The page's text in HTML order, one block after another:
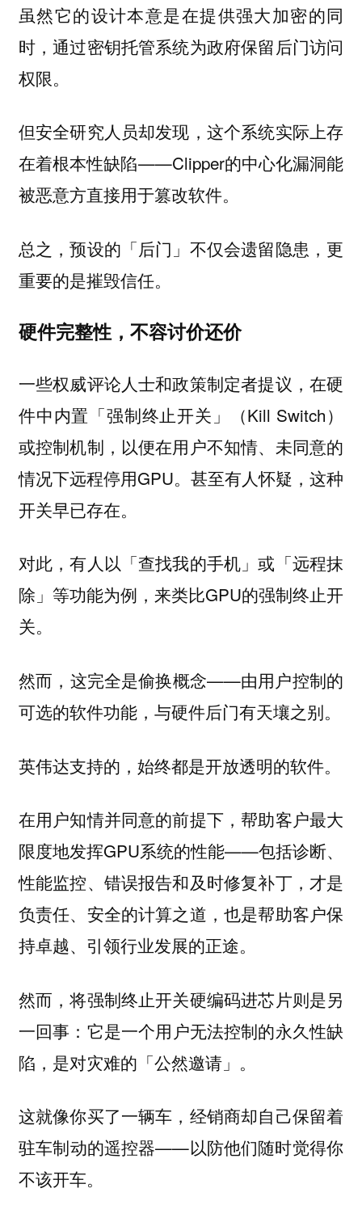
虽然它的设计本意是在提供强大加密的同
时，通过密钥托管系统为政府保留后门访问
权限。
但安全研究人员却发现，这个系统实际上存
在着根本性缺陷——Clipper的中心化漏洞能
被恶意方直接用于篡改软件。
总之，预设的「后门」不仅会遗留隐患，更
重要的是摧毁信任。
硬件完整性，不容讨价还价
一些权威评论人士和政策制定者提议，在硬
件中内置「强制终止开关」（Kill Switch）
或控制机制，以便在用户不知情、未同意的
情况下远程停用GPU。甚至有人怀疑，这种
开关早已存在。
对此，有人以「查找我的手机」或「远程抹
除」等功能为例，来类比GPU的强制终止开
关。
然而，这完全是偷换概念——由用户控制的
可选的软件功能，与硬件后门有天壤之别。
英伟达支持的，始终都是开放透明的软件。
在用户知情并同意的前提下，帮助客户最大
限度地发挥GPU系统的性能——包括诊断、
性能监控、错误报告和及时修复补丁，才是
负责任、安全的计算之道，也是帮助客户保
持卓越、引领行业发展的正途。
然而，将强制终止开关硬编码进芯片则是另
一回事：它是一个用户无法控制的永久性缺
陷，是对灾难的「公然邀请」。
这就像你买了一辆车，经销商却自己保留着
驻车制动的遥控器——以防他们随时觉得你
不该开车。